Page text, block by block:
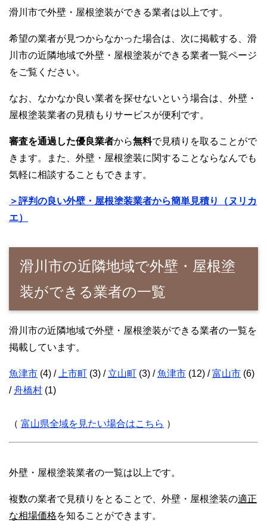
滑川市で外壁・屋根塗装ができる業者は以上です。
希望の業者が見つからなかった場合は、次に掲載する、滑
川市の近隣地域で外壁・屋根塗装ができる業者一覧ページ
をご覧ください。
なお、なかなか良い業者を探せないという場合は、外壁・
屋根塗装業者の見積もりサービスが便利です。
審査を通過した優良業者から無料で見積りを取ることがで
きます。また、外壁・屋根塗装に関することならなんでも
気軽に相談することもできます。
＞評判の良い外壁・屋根塗装業者から簡単見積り（ヌリカ
エ）
滑川市の近隣地域で外壁・屋根塗
装ができる業者の一覧
滑川市の近隣地域で外壁・屋根塗装ができる業者の一覧を
掲載しています。
魚津市 (4) / 上市町 (3) / 立山町 (3) /魚津市 (12) /富山市 (6)
/舟橋村 (1)
（ 富山県全域を見たい場合はこちら ）
外壁・屋根塗装業者の一覧は以上です。
複数の業者で見積りをとることで、外壁・屋根塗装の適正
な相場価格を知ることができます。